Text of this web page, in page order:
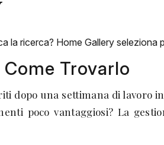
la ricerca? Home Gallery
Trovarlo
dopo una settimana di
poco vantaggiosi? La